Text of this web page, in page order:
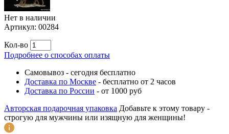
Нет в наличии
Артикул: 00284
Кол-во
Подробнее о способах оплаты
Самовывоз - сегодня бесплатно
Доставка по Москве - бесплатно от 2 часов
Доставка по России - от 1000 руб
Авторская подарочная упаковка Добавьте к этому товару -
строгую для мужчины или изящную для женщины!